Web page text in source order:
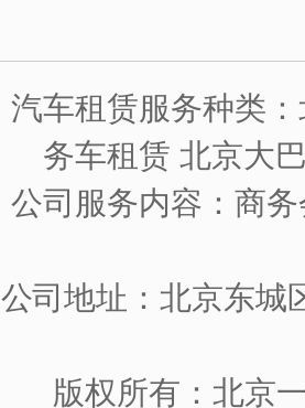
汽车租赁服务种类
务车租赁 北京大
公司服务内容：商
公司地址：北京东城
版权所有：北京